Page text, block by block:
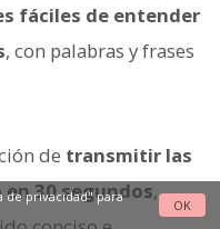
fáciles de entender
, con palabras y frases
de transmitir las
30 segundos,
de privacidad"para
OK